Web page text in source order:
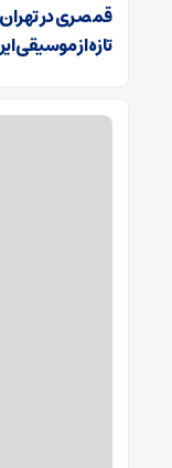
قمصری در
تازه از موسیقی